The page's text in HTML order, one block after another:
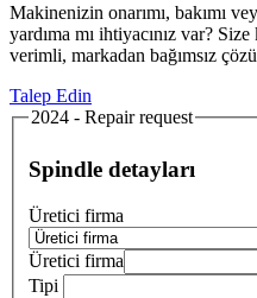
Makinenizin onarımı, bakımı
yardıma mı ihtiyacınız var?
verimli, markadan bağımsız
Talep Edin
2024 - Repair request
Spindle detayları
Üretici firma
Üretici firma
Tipi